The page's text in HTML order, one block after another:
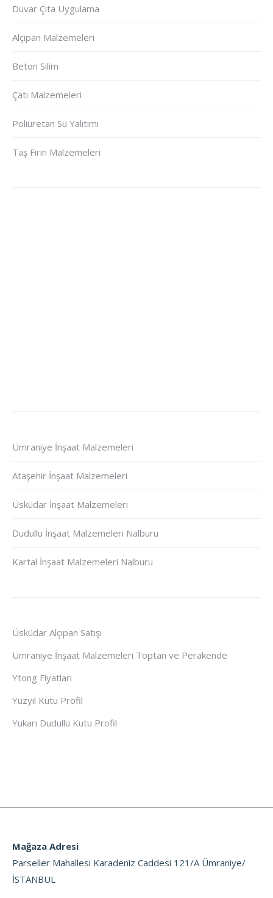
Duvar Çıta Uygulama
Alçıpan Malzemeleri
Beton Silim
Çatı Malzemeleri
Poliüretan Su Yalıtımı
Taş Fırın Malzemeleri
Ümraniye İnşaat Malzemeleri
Ataşehir İnşaat Malzemeleri
Üsküdar İnşaat Malzemeleri
Dudullu İnşaat Malzemeleri Nalburu
Kartal İnşaat Malzemeleri Nalburu
Üsküdar Alçıpan Satışı
Ümraniye İnşaat Malzemeleri Toptan ve Perakende
Ytong Fiyatları
Yüzyıl Kutu Profil
Yukarı Dudullu Kutu Profil
Mağaza Adresi
Parseller Mahallesi Karadeniz Caddesi 121/A Ümraniye/
İSTANBUL